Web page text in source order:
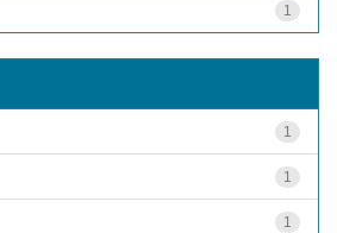
1
1
1
1